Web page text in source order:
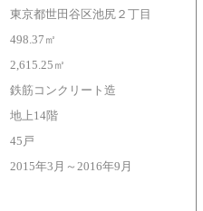
東京都世田谷区池尻２丁目
498.37㎡
2,615.25㎡
鉄筋コンクリート造
地上14階
45戸
2015年3月～2016年9月